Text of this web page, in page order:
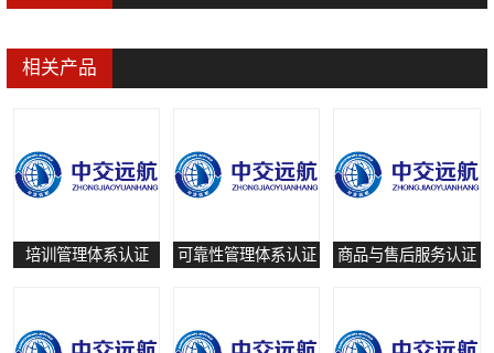
相关产品
培训管理体系认证 可靠性管理体系认证 商品与售后服务认证